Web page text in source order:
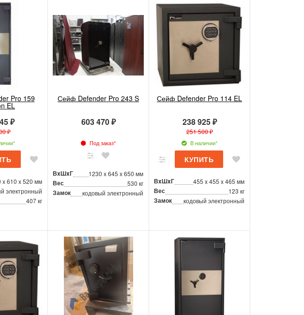
Pro 159
EL
₽
₽
x 610 x 520 мм
электронный
407 кг
Сейф Defender Pro 243 S
603 470 ₽
Под заказ*
ВxШxГ 1230 x 645 x 650 мм
Вес 530 кг
Замок кодовый электронный
Сейф Defender Pro 114 EL
238 925 ₽
251 500 ₽
В наличии*
ВxШxГ 455 x 455 x 465 мм
Вес 123 кг
Замок кодовый электронный